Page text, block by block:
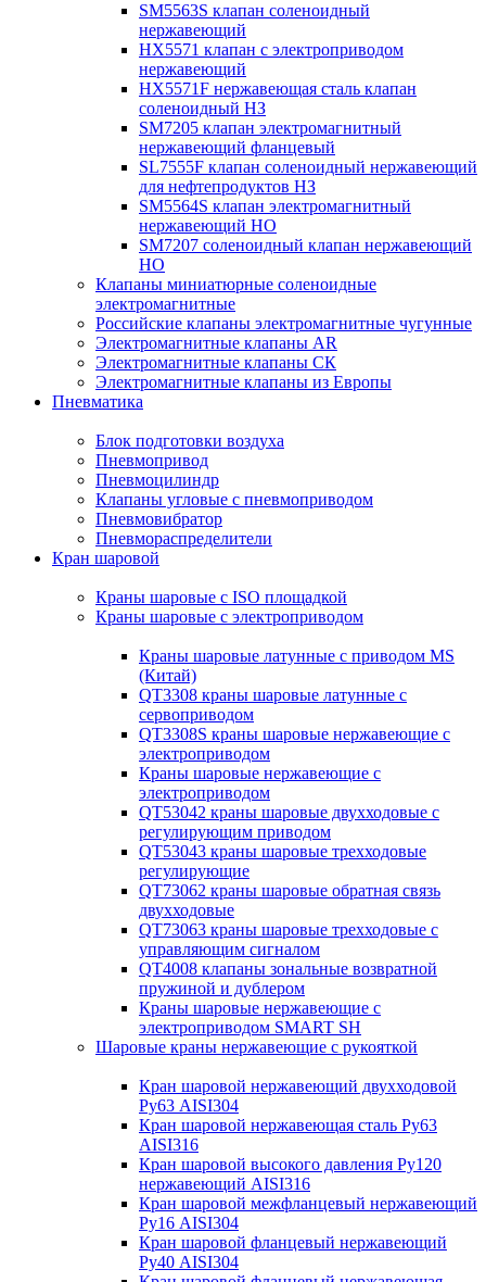
SM5563S клапан соленоидный
нержавеющий
HX5571 клапан с электроприводом
нержавеющий
HX5571F нержавеющая сталь клапан
соленоидный НЗ
SM7205 клапан электромагнитный
нержавеющий фланцевый
SL7555F клапан соленоидный нержавеющий
для нефтепродуктов НЗ
SM5564S клапан электромагнитный
нержавеющий НО
SM7207 соленоидный клапан нержавеющий
НО
Клапаны миниатюрные соленоидные
электромагнитные
Российские клапаны электромагнитные чугунные
Электромагнитные клапаны AR
Электромагнитные клапаны СК
Электромагнитные клапаны из Европы
Пневматика
Блок подготовки воздуха
Пневмопривод
Пневмоцилиндр
Клапаны угловые с пневмоприводом
Пневмовибратор
Пневмораспределители
Кран шаровой
Краны шаровые с ISO площадкой
Краны шаровые с электроприводом
Краны шаровые латунные с приводом MS
(Китай)
QT3308 краны шаровые латунные с
сервоприводом
QT3308S краны шаровые нержавеющие с
электроприводом
Краны шаровые нержавеющие с
электроприводом
QT53042 краны шаровые двухходовые с
регулирующим приводом
QT53043 краны шаровые трехходовые
регулирующие
QT73062 краны шаровые обратная связь
двухходовые
QT73063 краны шаровые трехходовые с
управляющим сигналом
QT4008 клапаны зональные возвратной
пружиной и дублером
Краны шаровые нержавеющие с
электроприводом SMART SH
Шаровые краны нержавеющие с рукояткой
Кран шаровой нержавеющий двухходовой
Ру63 AISI304
Кран шаровой нержавеющая сталь Ру63
AISI316
Кран шаровой высокого давления Ру120
нержавеющий AISI316
Кран шаровой межфланцевый нержавеющий
Ру16 AISI304
Кран шаровой фланцевый нержавеющий
Ру40 AISI304